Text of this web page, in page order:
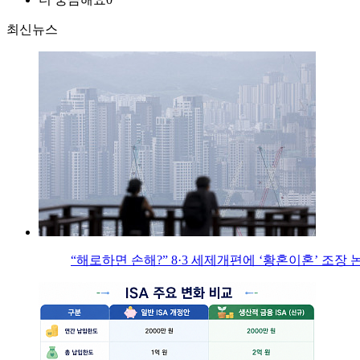
최신뉴스
“해로하면 손해?” 8·3 세제개편에 ‘황혼이혼’ 조장